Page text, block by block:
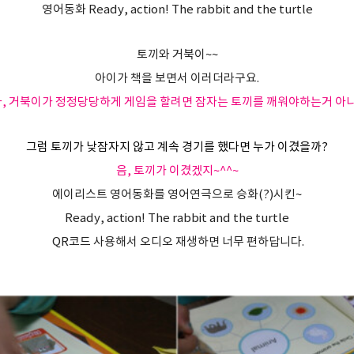
영어동화 Ready, action! The rabbit and the turtle
토끼와 거북이~~
아이가 책을 보면서 이러더라구요.
거북이가 정정당당하게 게임을 할려면 잠자는 토끼를 깨워야하는거 아
그럼 토끼가 낮잠자지 않고 계속 경기를 했다면 누가 이겼을까?
음, 토끼가 이겼겠지~^^~
에이리스트 영어동화를 영어연극으로 승화(?)시킨~
Ready, action! The rabbit and the turtle
QR코드 사용해서 오디오 재생하면 너무 편하답니다.